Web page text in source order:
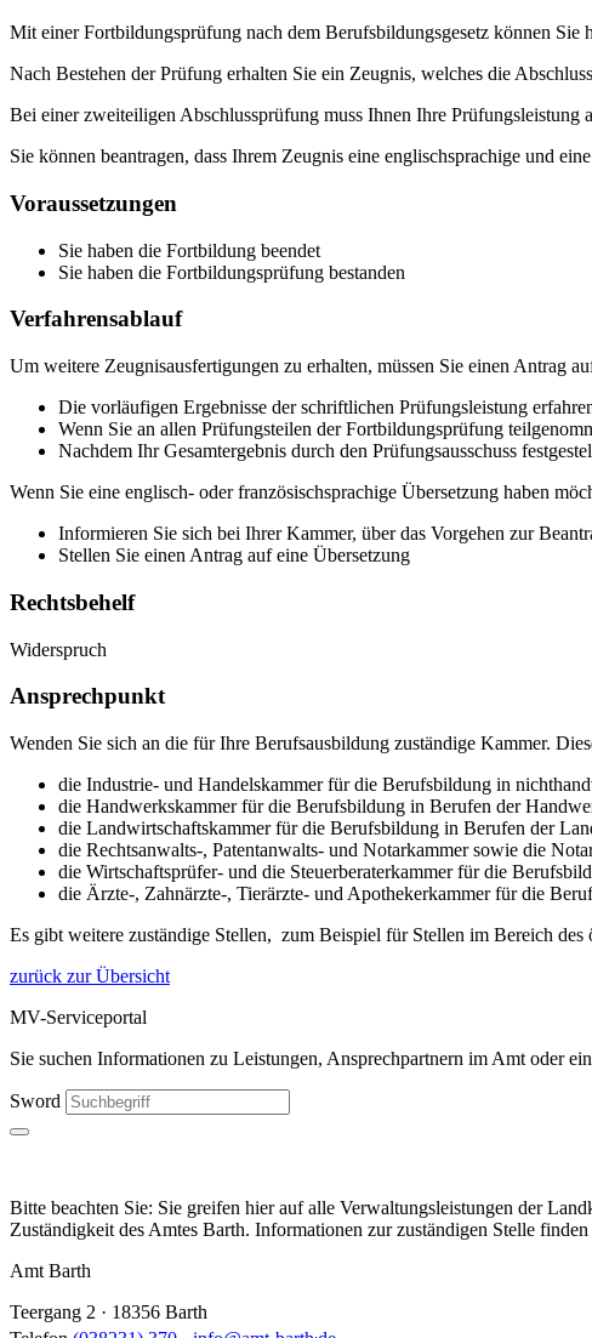
Mit einer Fortbildungsprüfung nach dem Berufsbildungsgesetz können
Nach Bestehen der Prüfung erhalten Sie ein Zeugnis, welches die
Bei einer zweiteiligen Abschlussprüfung muss Ihnen Ihre
Sie können beantragen, dass Ihrem Zeugnis eine englischsprachige und
Voraussetzungen
Sie haben die Fortbildung beendet
Sie haben die Fortbildungsprüfung bestanden
Verfahrensablauf
Um weitere Zeugnisausfertigungen zu erhalten, müssen Sie einen Antrag
Die vorläufigen Ergebnisse der schriftlichen Prüfungsleistung
Wenn Sie an allen Prüfungsteilen der Fortbildungsprüfung
Nachdem Ihr Gesamtergebnis durch den Prüfungsausschuss
Wenn Sie eine englisch- oder französischsprachige Übersetzung haben
Informieren Sie sich bei Ihrer Kammer, über das Vorgehen zur
Stellen Sie einen Antrag auf eine Übersetzung
Rechtsbehelf
Widerspruch
Ansprechpunkt
Wenden Sie sich an die für Ihre Berufsausbildung zuständige Kammer.
die Industrie- und Handelskammer für die Berufsbildung in
die Handwerkskammer für die Berufsbildung in Berufen der
die Landwirtschaftskammer für die Berufsbildung in Berufen der
die Rechtsanwalts-, Patentanwalts- und Notarkammer sowie die
die Wirtschaftsprüfer- und die Steuerberaterkammer für die
die Ärzte-, Zahnärzte-, Tierärzte- und Apothekerkammer für die
Es gibt weitere zuständige Stellen, zum Beispiel für Stellen im Bereich
zurück zur Übersicht
MV-Serviceportal
Sie suchen Informationen zu Leistungen, Ansprechpartnern im Amt oder
Sword
Bitte beachten Sie: Sie greifen hier auf alle Verwaltungsleistungen der
Zuständigkeit des Amtes Barth. Informationen zur zuständigen Stelle
Amt Barth
Teergang 2 · 18356 Barth
.